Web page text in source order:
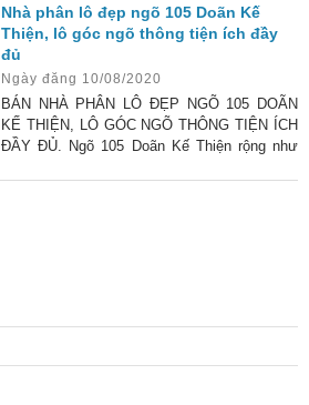
Nhà phân lô đẹp ngõ 105 Doãn Kế
Thiện, lô góc ngõ thông tiện ích đầy
đủ
Ngày đăng 10/08/2020
BÁN NHÀ PHÂN LÔ ĐẸP NGÕ 105 DOÃN
KẾ THIỆN, LÔ GÓC NGÕ THÔNG TIỆN ÍCH
ĐẦY ĐỦ. Ngõ 105 Doãn Kế Thiện rộng như